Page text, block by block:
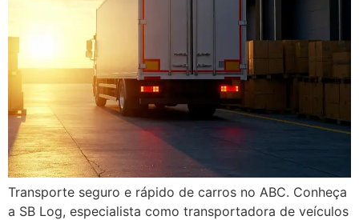
Transporte seguro e rápido de carros no ABC. Conheça
a SB Log, especialista como transportadora de veículos